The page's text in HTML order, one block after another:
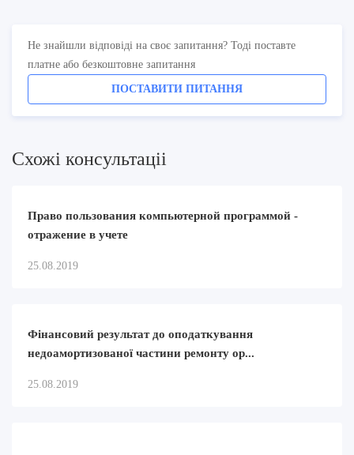
Не знайшли відповіді на своє запитання? Тоді поставте
платне або безкоштовне запитання
ПОСТАВИТИ ПИТАННЯ
Схожi консультацii
Право пользования компьютерной программой -
отражение в учете
25.08.2019
Фінансовий результат до оподаткування
недоамортизованої частини ремонту ор...
25.08.2019